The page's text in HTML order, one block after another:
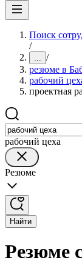
Поиск
/
... /
резюме в
рабочий
проектная
рабочий цеха
Резюме
Найти
Резюме